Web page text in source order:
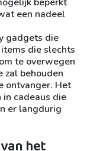
een nadeel
gadgets die
die slechts
te overwegen
zal behouden
ontvanger. Het
cadeaus die
er langdurig